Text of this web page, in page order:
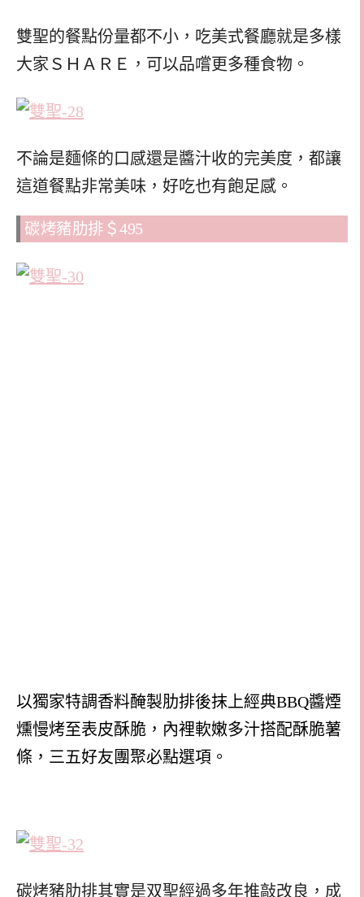
雙聖的餐點份量都不小，吃美式餐廳就是多樣
大家ＳＨＡＲＥ，可以品嚐更多種食物。
不論是麵條的口感還是醬汁收的完美度，都讓
這道餐點非常美味，好吃也有飽足感。
碳烤豬肋排＄495
以獨家特調香料醃製肋排後抹上經典BBQ醬煙
燻慢烤至表皮酥脆，內裡軟嫩多汁搭配酥脆薯
條，三五好友團聚必點選項。
碳烤豬肋排其實是双聖經過多年推敲改良，成